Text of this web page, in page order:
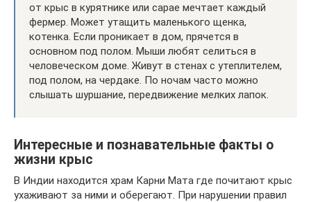
от крыс в курятнике или сарае мечтает каждый
фермер. Может утащить маленького щенка,
котенка. Если проникает в дом, прячется в
основном под полом. Мыши любят селиться в
человеческом доме. Живут в стенах с утеплителем,
под полом, на чердаке. По ночам часто можно
слышать шуршание, передвижение мелких лапок.
Интересные и познавательные факты о
жизни крыс
В Индии находится храм Карни Мата где почитают крыс
ухаживают за ними и оберегают. При нарушении правил